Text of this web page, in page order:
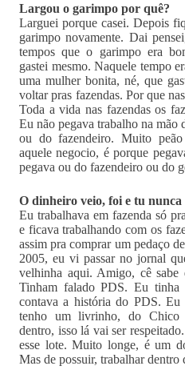
Largou o garimpo por quê?
Larguei porque casei. Depois
garimpo novamente. Dai
tempos que o garimpo era
gastei mesmo. Naquele tempo
uma mulher bonita, né, que
voltar pras fazendas. Por que
Toda a vida nas fazendas os
Eu não pegava trabalho na mão
ou do fazendeiro. Muito
aquele negocio, é porque
pegava ou do fazendeiro ou do
O dinheiro veio, foi e tu nunca
Eu trabalhava em fazenda só
e ficava trabalhando com os
assim pra comprar um pedaço
2005, eu vi passar no jornal
velhinha aqui. Amigo, cê
Tinham falado PDS. Eu tinha
contava a história do PDS. Eu
tenho um livrinho, do
dentro, isso lá vai ser
esse lote. Muito longe, é um
Mas de possuir, trabalhar dentro